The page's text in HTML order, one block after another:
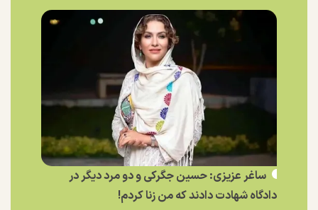
ساغر عزیزی: حسین جگرکی و دو مرد دیگر در
دادگاه شهادت دادند که من زنا کردم!